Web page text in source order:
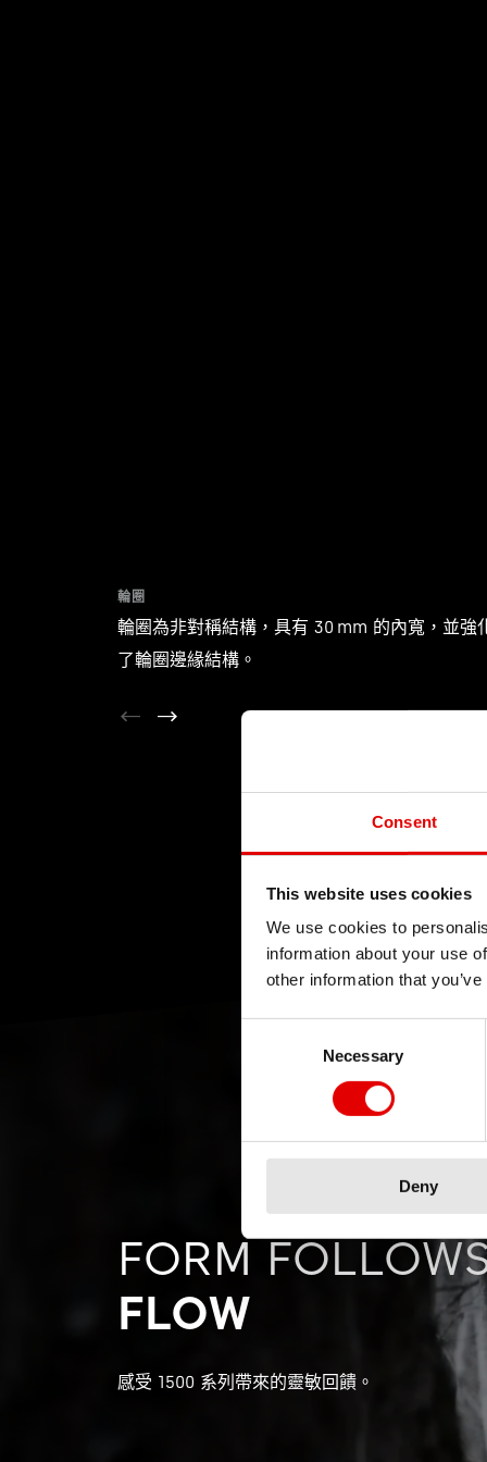
Consent
This website uses cookies
We use cookies to
information about your use
other information that
Necessary
Deny
輪圈
輪圈為非對稱結構，具有 30 mm 的內寬，並強
了輪圈邊緣結構。
FORM
FLOW
感受 1500 系列帶來的靈敏回饋。